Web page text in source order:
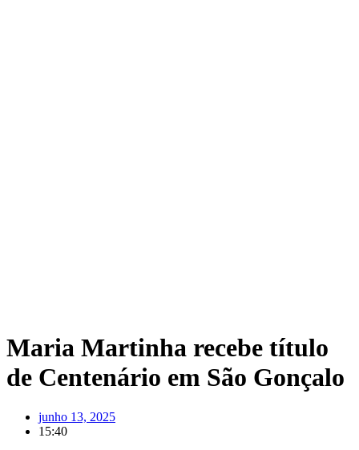
Maria Martinha recebe título
de Centenário em São Gonçalo
junho 13, 2025
15:40